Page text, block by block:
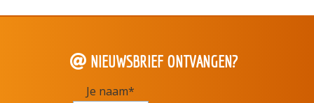
NIEUWSBRIEF ONTVANGEN?
Je naam*